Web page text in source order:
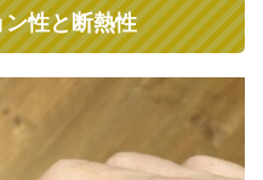
性と断熱性